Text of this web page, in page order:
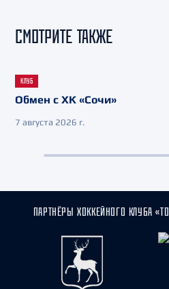
СМОТРИТЕ ТАКЖЕ
КЛУБ
Обмен с ХК «Сочи»
7 августа 2026 г.
ПАРТНЁРЫ ХОККЕЙНОГО КЛУБА